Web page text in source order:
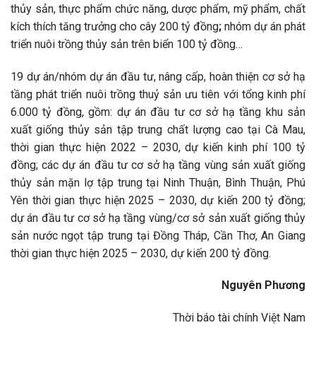
thủy sản, thực phẩm chức năng, dược phẩm, mỹ phẩm, chất
kích thích tăng trưởng cho cây 200 tỷ đồng; nhóm dự án phát
triển nuôi trồng thủy sản trên biển 100 tỷ đồng…
19 dự án/nhóm dự án đầu tư, nâng cấp, hoàn thiện cơ sở hạ
tầng phát triển nuôi trồng thuỷ sản ưu tiên với tổng kinh phí
6.000 tỷ đồng, gồm: dự án đầu tư cơ sở hạ tầng khu sản
xuất giống thủy sản tập trung chất lượng cao tại Cà Mau,
thời gian thực hiện 2022 – 2030, dự kiến kinh phí 100 tỷ
đồng; các dự án đầu tư cơ sở hạ tầng vùng sản xuất giống
thủy sản mặn lợ tập trung tại Ninh Thuận, Bình Thuận, Phú
Yên thời gian thực hiện 2025 – 2030, dự kiến 200 tỷ đồng;
dự án đầu tư cơ sở hạ tầng vùng/cơ sở sản xuất giống thủy
sản nước ngọt tập trung tại Đồng Tháp, Cần Thơ, An Giang
thời gian thực hiện 2025 – 2030, dự kiến 200 tỷ đồng.
Nguyên Phương
Thời báo tài chính Việt Nam